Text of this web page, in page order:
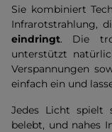
Sie kombiniert
Infrarotstrahlung,
eindringt. Die
unterstützt
Verspannungen
einfach ein und
Jedes Licht spielt
belebt, und nahes